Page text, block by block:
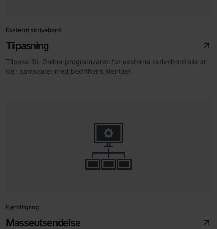
Eksternt skrivebord
Tilpasning
Tilpass ISL Online-programvaren for eksterne skrivebord slik at
den samsvarer med bedriftens identitet.
Fjerntilgang
Masseutsendelse